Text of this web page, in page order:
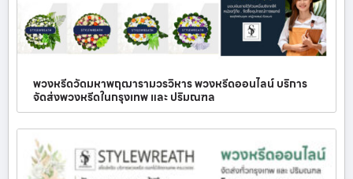
พวงหรีดวัดมหาพฤฒารามวรวิหาร พวงหรีดออนไลน์ บริการ
จัดส่งพวงหรีดในกรุงเทพ และ ปริมณฑล